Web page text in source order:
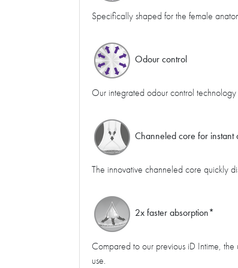
Specifically shaped for the female
Odour control
Our integrated odour control
Channeled core for instant
The innovative channeled core quickly
2x faster absorption*
Compared to our previous iD Intime,
use.